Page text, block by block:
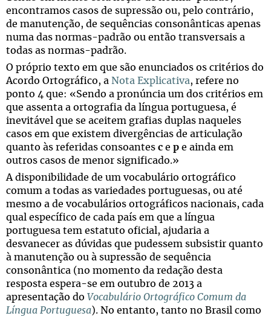
encontramos casos de supressão ou, pelo contrário,
de manutenção, de sequências consonânticas apenas
numa das normas-padrão ou então transversais a
todas as normas-padrão.
O próprio texto em que são enunciados os critérios do
Acordo Ortográfico, a Nota Explicativa, refere no
ponto 4 que: «Sendo a pronúncia um dos critérios em
que assenta a ortografia da língua portuguesa, é
inevitável que se aceitem grafias duplas naqueles
casos em que existem divergências de articulação
quanto às referidas consoantes c e p e ainda em
outros casos de menor significado.»
A disponibilidade de um vocabulário ortográfico
comum a todas as variedades portuguesas, ou até
mesmo a de vocabulários ortográficos nacionais, cada
qual específico de cada país em que a língua
portuguesa tem estatuto oficial, ajudaria a
desvanecer as dúvidas que pudessem subsistir quanto
à manutenção ou à supressão de sequência
consonântica (no momento da redação desta
resposta espera-se em outubro de 2013 a
apresentação do Vocabulário Ortográfico Comum da
Língua Portuguesa). No entanto, tanto no Brasil como